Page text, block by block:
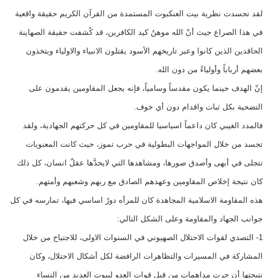
لقد تجسدت نظرية بيت العنكبوت المستمدة من القرآن الكريم حقيقة واقعية
في هذا الصراع حيث أنّ الله موهنُ كيد الكافرين، قد كُشفت حقيقة الصهاينة
الحاقدين الذين كانوا وعبر تاريخهم الأسود يقتلون الانبياء والاولياء ويتخذون
بعضهم أرباباً وأولياءً من دون الله.
إنّ الهدف حينما يكون مقدساً وسامياً، فإنه يجعل المقاومين يقدمون على
التضحية بكل ثبات واقدام دون أي خوف.
فالمدد الغيبي كان داعماً اسياسيا للمقاومين في كل حركتهم الجهادية، ولقد
تجسد من خلال المواجهات البطولية في حرب تموز، حيث كانت المعنويات
تتجلى في أبهى وأصدق صورها، ومشاهدها التي لايحدَّها عقلٌ انسان، كل ذلك
كان نتيجة إخلاص المقاومين وعهدهم الصادق مع ربهم وشعبهم وأمتهم.
هذه المقاومة الاسلامية المجاهدة كان للمرأه دورٌ اساسي فيها، تمارسه في كل
جوانب الجهاد والمقاومة وعلى الشكل التالي:
1- التصدي لقوات الاحتلال الصهيوني في السنوات الاولى، للاجتياح من خلال
المشاركة في المسيرات والتظاهرات الرافضة لكل أشكال الاحتلال، وكان
نتيجتها أن جرت مداهمات من قبل قوات العدو لبيوت العديد من النساء